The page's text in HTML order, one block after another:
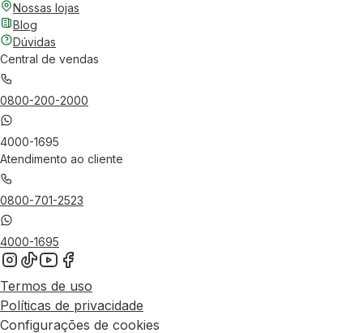
Nossas lojas
Blog
Dúvidas
Central de vendas
0800-200-2000
4000-1695
Atendimento ao cliente
0800-701-2523
4000-1695
Termos de uso
Políticas de privacidade
Configurações de cookies